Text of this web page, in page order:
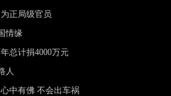
正局级官员
情缘
总计捐4000万元
人
中有佛 不会出车祸